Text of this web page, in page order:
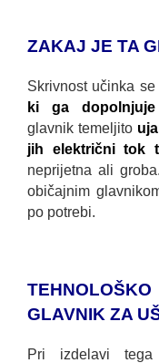
ZAKAJ JE TA
Skrivnost učinka
ki ga
glavnik temeljito
jih električni tok
neprijetna ali
običajnim
po potrebi.
GLAVNIK ZA
Pri izdelavi